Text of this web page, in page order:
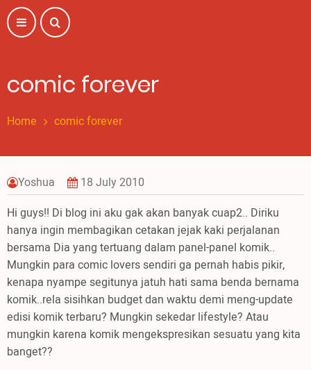
Skip
to
main
comic forever
Home comic forever
Yoshua
18 July 2010
Hi guys!! Di blog ini aku gak akan banyak cuap2.. Diriku
hanya ingin membagikan cetakan jejak kaki perjalanan
bersama Dia yang tertuang dalam panel-panel komik..
Mungkin para comic lovers sendiri ga pernah habis pikir,
kenapa nyampe segitunya jatuh hati sama benda bernama
komik..rela sisihkan budget dan waktu demi meng-update
edisi komik terbaru? Mungkin sekedar lifestyle? Atau
mungkin karena komik mengekspresikan sesuatu yang kita
banget??